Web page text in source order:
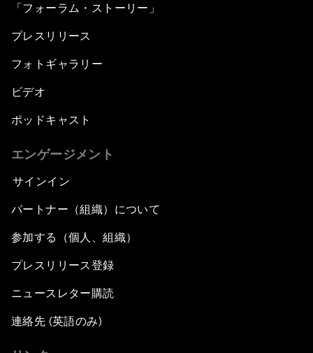
「フォーラム・ストーリー」
プレスリリース
フォトギャラリー
ビデオ
ポッドキャスト
エンゲージメント
サインイン
パートナー（組織）について
参加する（個人、組織）
プレスリリース登録
ニュースレター購読
連絡先 (英語のみ)